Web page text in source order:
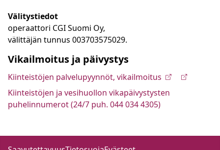
Välitystiedot
operaattori CGI Suomi Oy,
välittäjän tunnus 003703575029.
Vikailmoitus ja päivystys
Kiinteistöjen palvelupyynnöt, vikailmoitus
Kiinteistöjen ja vesihuollon vikapäivystysten
puhelinnumerot (24/7 puh. 044 034 4305)